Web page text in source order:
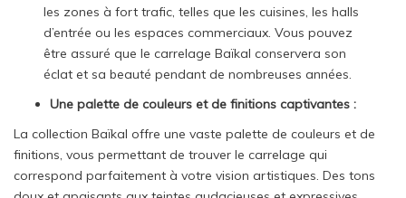
les zones à fort trafic, telles que les cuisines, les halls
d’entrée ou les espaces commerciaux. Vous pouvez
être assuré que le carrelage Baïkal conservera son
éclat et sa beauté pendant de nombreuses années.
Une palette de couleurs et de finitions captivantes :
La collection Baïkal offre une vaste palette de couleurs et de
finitions, vous permettant de trouver le carrelage qui
correspond parfaitement à votre vision artistiques. Des tons